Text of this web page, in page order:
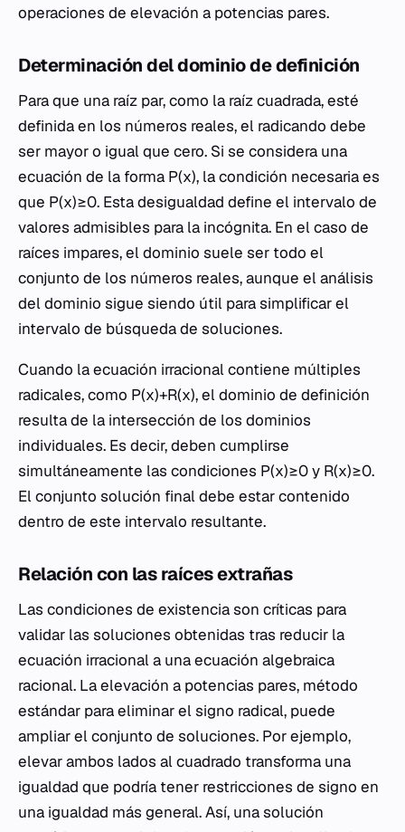
operaciones de elevación a potencias pares.
Determinación del dominio de definición
Para que una raíz par, como la raíz cuadrada, esté
definida en los números reales, el radicando debe
ser mayor o igual que cero. Si se considera una
ecuación de la forma P(x), la condición necesaria es
que P(x)≥0. Esta desigualdad define el intervalo de
valores admisibles para la incógnita. En el caso de
raíces impares, el dominio suele ser todo el
conjunto de los números reales, aunque el análisis
del dominio sigue siendo útil para simplificar el
intervalo de búsqueda de soluciones.
Cuando la ecuación irracional contiene múltiples
radicales, como P(x)+R(x), el dominio de definición
resulta de la intersección de los dominios
individuales. Es decir, deben cumplirse
simultáneamente las condiciones P(x)≥0 y R(x)≥0.
El conjunto solución final debe estar contenido
dentro de este intervalo resultante.
Relación con las raíces extrañas
Las condiciones de existencia son críticas para
validar las soluciones obtenidas tras reducir la
ecuación irracional a una ecuación algebraica
racional. La elevación a potencias pares, método
estándar para eliminar el signo radical, puede
ampliar el conjunto de soluciones. Por ejemplo,
elevar ambos lados al cuadrado transforma una
igualdad que podría tener restricciones de signo en
una igualdad más general. Así, una solución